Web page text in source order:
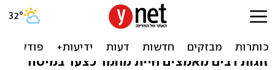
משוואה בנעלם חדש –
ההורים, הכלב והתינוק
זוגות רבים מאמצים חיית מחמד כצעד במיסוד